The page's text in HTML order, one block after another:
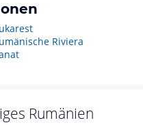
Riviera
Rumänien